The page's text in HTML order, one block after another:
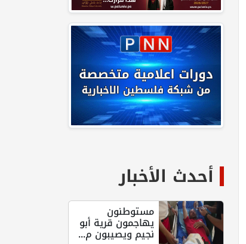
أحدث الأخبار
مستوطنون
يهاجمون قرية أبو
نجيم ويصيبون م...